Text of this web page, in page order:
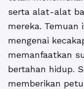
serta alat-alat
mereka.
mengenai
memanfaatkan
bertahan hidup.
memberikan